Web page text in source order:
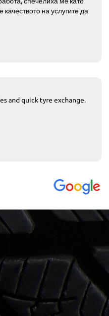
на услугите да
and quick tyre exchange.